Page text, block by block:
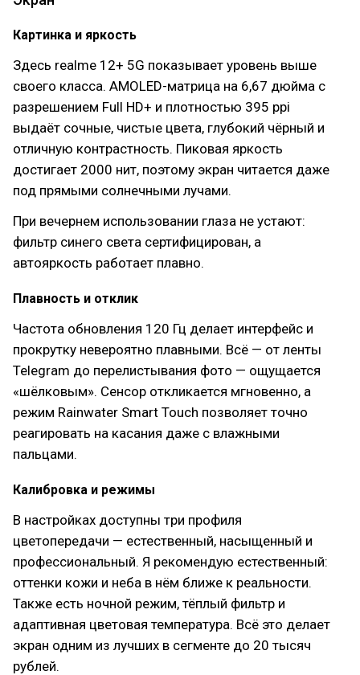
Картинка и яркость
Здесь realme 12+ 5G показывает уровень выше
своего класса. AMOLED-матрица на 6,67 дюйма с
разрешением Full HD+ и плотностью 395 ppi
выдаёт сочные, чистые цвета, глубокий чёрный и
отличную контрастность. Пиковая яркость
достигает 2000 нит, поэтому экран читается даже
под прямыми солнечными лучами.
При вечернем использовании глаза не устают:
фильтр синего света сертифицирован, а
автояркость работает плавно.
Плавность и отклик
Частота обновления 120 Гц делает интерфейс и
прокрутку невероятно плавными. Всё — от ленты
Telegram до перелистывания фото — ощущается
«шёлковым». Сенсор откликается мгновенно, а
режим Rainwater Smart Touch позволяет точно
реагировать на касания даже с влажными
пальцами.
Калибровка и режимы
В настройках доступны три профиля
цветопередачи — естественный, насыщенный и
профессиональный. Я рекомендую естественный:
оттенки кожи и неба в нём ближе к реальности.
Также есть ночной режим, тёплый фильтр и
адаптивная цветовая температура. Всё это делает
экран одним из лучших в сегменте до 20 тысяч
рублей.